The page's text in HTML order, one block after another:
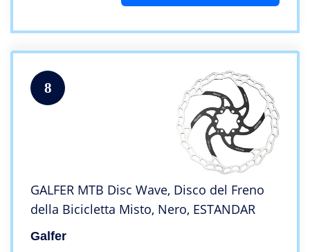
8
GALFER MTB Disc Wave, Disco del Freno
della Bicicletta Misto, Nero, ESTANDAR
Galfer